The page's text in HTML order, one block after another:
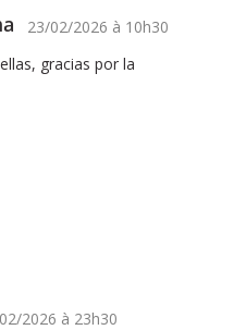
23/02/2026 à 10h30
gracias por la
2026 à 23h30